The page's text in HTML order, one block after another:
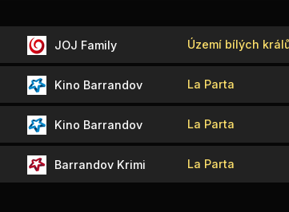
JOJ Family Území bílých
Kino Barrandov La Parta
Kino Barrandov La Parta
Barrandov Krimi La Parta